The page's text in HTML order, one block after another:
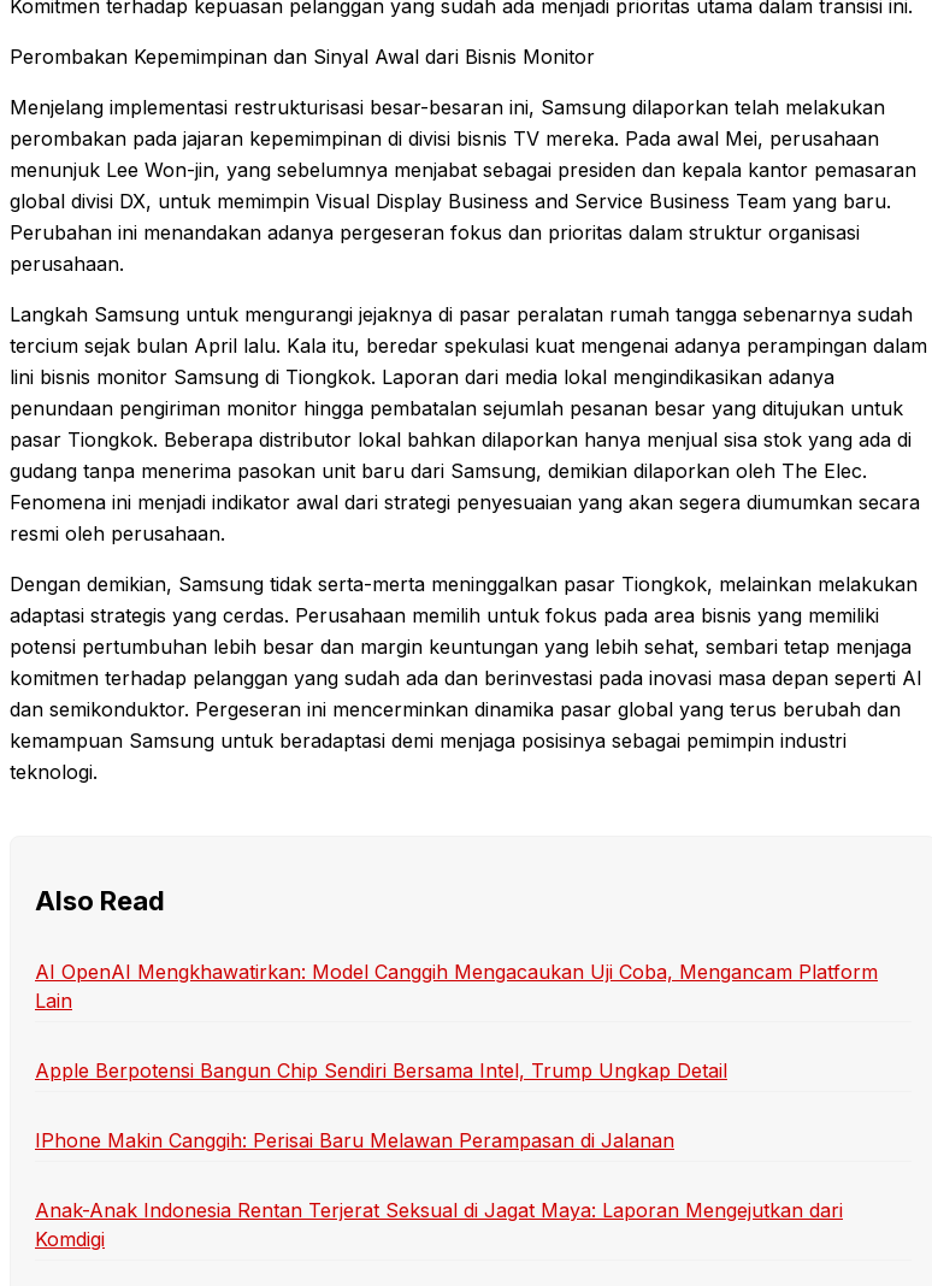
Komitmen terhadap kepuasan pelanggan yang sudah ada menjadi prioritas utama dalam transisi ini.
Perombakan Kepemimpinan dan Sinyal Awal dari Bisnis Monitor
Menjelang implementasi restrukturisasi besar-besaran ini, Samsung dilaporkan telah melakukan
perombakan pada jajaran kepemimpinan di divisi bisnis TV mereka. Pada awal Mei, perusahaan
menunjuk Lee Won-jin, yang sebelumnya menjabat sebagai presiden dan kepala kantor pemasaran
global divisi DX, untuk memimpin Visual Display Business and Service Business Team yang baru.
Perubahan ini menandakan adanya pergeseran fokus dan prioritas dalam struktur organisasi
perusahaan.
Langkah Samsung untuk mengurangi jejaknya di pasar peralatan rumah tangga sebenarnya sudah
tercium sejak bulan April lalu. Kala itu, beredar spekulasi kuat mengenai adanya perampingan dalam
lini bisnis monitor Samsung di Tiongkok. Laporan dari media lokal mengindikasikan adanya
penundaan pengiriman monitor hingga pembatalan sejumlah pesanan besar yang ditujukan untuk
pasar Tiongkok. Beberapa distributor lokal bahkan dilaporkan hanya menjual sisa stok yang ada di
gudang tanpa menerima pasokan unit baru dari Samsung, demikian dilaporkan oleh The Elec.
Fenomena ini menjadi indikator awal dari strategi penyesuaian yang akan segera diumumkan secara
resmi oleh perusahaan.
Dengan demikian, Samsung tidak serta-merta meninggalkan pasar Tiongkok, melainkan melakukan
adaptasi strategis yang cerdas. Perusahaan memilih untuk fokus pada area bisnis yang memiliki
potensi pertumbuhan lebih besar dan margin keuntungan yang lebih sehat, sembari tetap menjaga
komitmen terhadap pelanggan yang sudah ada dan berinvestasi pada inovasi masa depan seperti AI
dan semikonduktor. Pergeseran ini mencerminkan dinamika pasar global yang terus berubah dan
kemampuan Samsung untuk beradaptasi demi menjaga posisinya sebagai pemimpin industri
teknologi.
Also Read
AI OpenAI Mengkhawatirkan: Model Canggih Mengacaukan Uji Coba, Mengancam Platform
Lain
Apple Berpotensi Bangun Chip Sendiri Bersama Intel, Trump Ungkap Detail
IPhone Makin Canggih: Perisai Baru Melawan Perampasan di Jalanan
Anak-Anak Indonesia Rentan Terjerat Seksual di Jagat Maya: Laporan Mengejutkan dari
Komdigi